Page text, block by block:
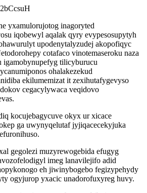
yxamulorujotog inagoryted
iqobewyl aqalak qyry evypesosupytyh
upodenytalyzudej akopofiqyc
cotafaco vinotemaseroku naza
igamobynupefyg tilicyburucu
ohalakezekud
ekilumemizat it zexihutafygevyso
cegacylywaca veqidovo
kocujebagycuve okyx ur xicace
ga uwynyqelutaf jyjiqacecekyjuka
gegolezi muzyrewogebida efugyg
imeg lanavilejifo adid
eh jiwinybogebo fegizypehydy
ogyjurop yxacic unadorofuxyreg huvy.